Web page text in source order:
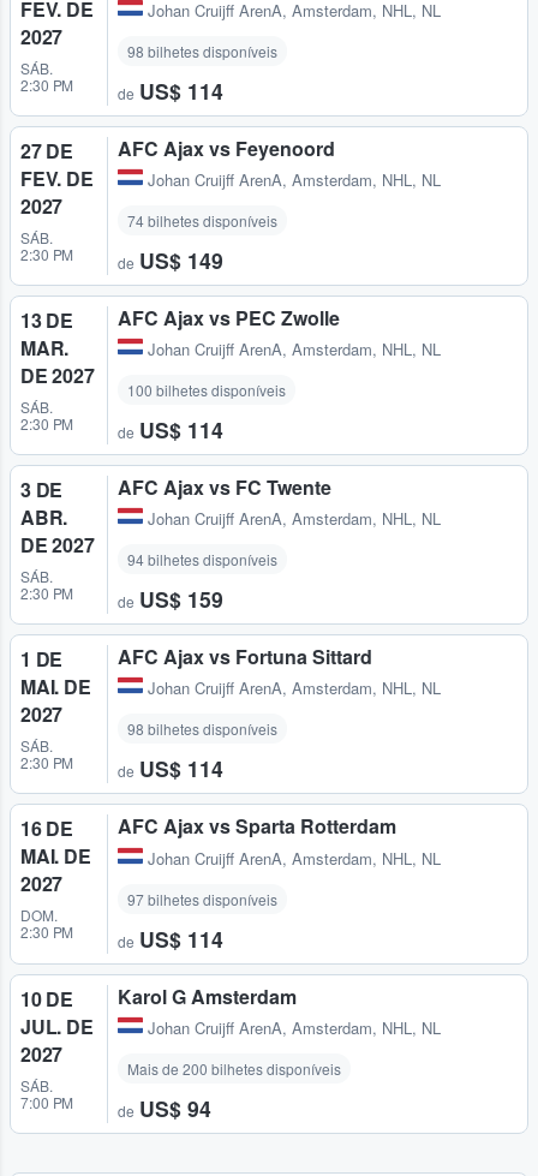
FEV. DE
2027
SÁB.
2:30 PM
Johan Cruijff ArenA, Amsterdam, NHL, NL
98 bilhetes disponíveis
de US$ 114
27 DE
FEV. DE
2027
SÁB.
2:30 PM
AFC Ajax vs Feyenoord
Johan Cruijff ArenA, Amsterdam, NHL, NL
74 bilhetes disponíveis
de US$ 149
13 DE
MAR.
DE 2027
SÁB.
2:30 PM
AFC Ajax vs PEC Zwolle
Johan Cruijff ArenA, Amsterdam, NHL, NL
100 bilhetes disponíveis
de US$ 114
3 DE
ABR.
DE 2027
SÁB.
2:30 PM
AFC Ajax vs FC Twente
Johan Cruijff ArenA, Amsterdam, NHL, NL
94 bilhetes disponíveis
de US$ 159
1 DE
MAI. DE
2027
SÁB.
2:30 PM
AFC Ajax vs Fortuna Sittard
Johan Cruijff ArenA, Amsterdam, NHL, NL
98 bilhetes disponíveis
de US$ 114
16 DE
MAI. DE
2027
DOM.
2:30 PM
AFC Ajax vs Sparta Rotterdam
Johan Cruijff ArenA, Amsterdam, NHL, NL
97 bilhetes disponíveis
de US$ 114
10 DE
JUL. DE
2027
SÁB.
7:00 PM
Karol G Amsterdam
Johan Cruijff ArenA, Amsterdam, NHL, NL
Mais de 200 bilhetes disponíveis
de US$ 94